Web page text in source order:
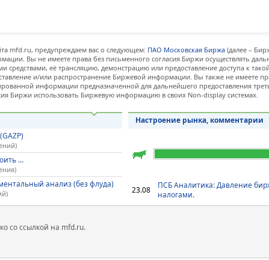
mfd.ru, предупреждаем вас о следующем: ПАО Московская Биржа (далее –
Вы не имеете права без письменного согласия Биржи осуществлять
её трансляцию, демонстрацию или предоставление доступа к
и/или распространение Биржевой информации. Вы также не имеете
информации предназначенной для дальнейшего предоставления
Биржи использовать Биржевую информацию в своих Non-display системах.
...
анализ (без флуда)
Настроение рынка, комментарии
23.08
ПСБ Аналитика: Давление
налогами.
со ссылкой на mfd.ru.